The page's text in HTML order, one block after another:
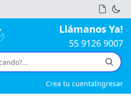
Llámanos Ya!
55 9126 9007
Crea tu cuentaIngresar